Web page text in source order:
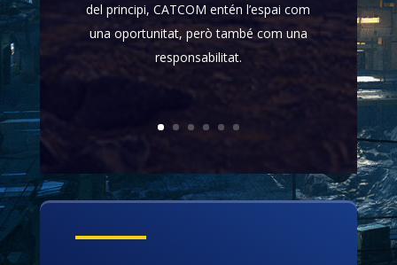
del principi, CATCOM entén l’espai com
una oportunitat, però també com una
responsabilitat.